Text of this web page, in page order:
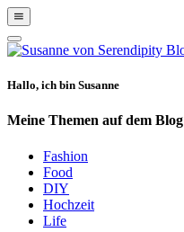
Show
Offscreen
Content
Hide
Offscreen
Hallo, ich bin Susanne
Meine Themen auf dem Blog
Fashion
Food
DIY
Hochzeit
Life